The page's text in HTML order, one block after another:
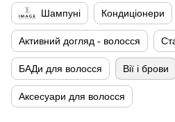
Шампуні Кондиціонери
Активний догляд - волосся
БАДи для волосся Вії і брови
Аксесуари для волосся